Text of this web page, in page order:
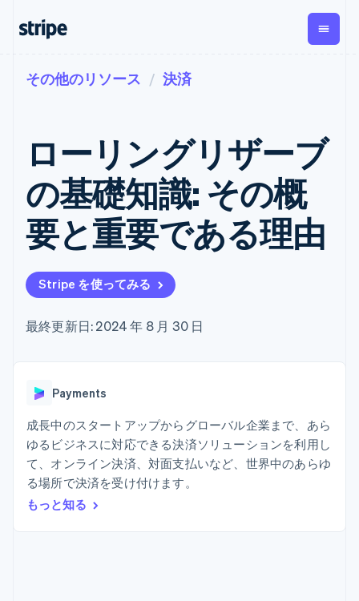
支払い
オンライン決
Managed
Payments
マーチャント
オブレコード
ソリューショ
ン
Payment links
不要の決済ペ
ージ
Checkout
構築済み決済
UI
Elements
ポーネント
125 以上の決
可能
Terminal
対面支払い
Authorization
Boost
決済成功率の
最適化
Link
収益
経常収益
Metronome
従量課金
サブスクリ
プション
サブスクリ
プションの
1 回限りまた
は継続
Tax
VAT の自動
Recognition
Stripe
Sigma
カスタムレ
ポート
Data
Pipeline
Global
Payouts
第三者
への入
ットプ
イス
フォー
決済の
企業規模別
ユースケース別
エージェンティックコマ
ース
E コマース / ECサイト
埋込型金融
請求・財務関連
グローバルビジネス
マーケットプレイス
業種別
AI 企業
クリエイターエコノミ―
ドキュメント
ライブラリと SDK
Stripe Apps
ガイド
オンライン決済を受け付
け
構築済みの決済を実装
プラットフォームまたは
築する
ビスのプロビジョニング
と管理
学ぶ
ガイド
サポート
サポートに問い合わせる
管理サポートプラン
プロフェッショナルサー
ビス
採用情報
ニュースルーム
Stripe Press
その他のリソース 決済
ローリングリザーブ
の基礎知識: その概
要と重要である理由
Stripe を使ってみる
最終更新日: 2024 年 8 月 30 日
Payments
成長中のスタートアップからグローバル企業まで、あら
ゆるビジネスに対応できる決済ソリューションを利用し
て、オンライン決済、対面支払いなど、世界中のあらゆ
る場所で決済を受け付けます。
もっと知る